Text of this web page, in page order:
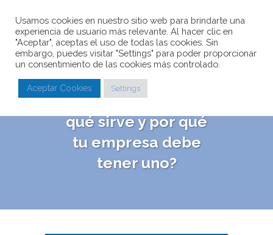
¿Qué es un blog
corporativo, para
qué sirve y por qué
tu empresa debe
tener uno?
Usamos cookies en nuestro sitio web para brindarte una
experiencia de usuario más relevante. Al hacer clic en
"Aceptar", aceptas el uso de todas las cookies. Sin
embargo, puedes visitar "Settings" para poder proporcionar
un consentimiento de las cookies más controlado.
Aceptar Cookies Settings